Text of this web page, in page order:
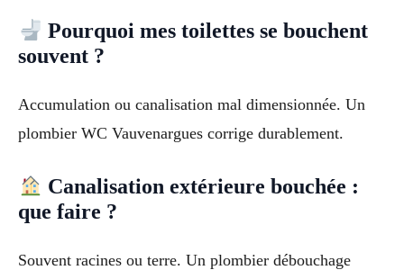
Pourquoi mes toilettes se bouchent
souvent ?
Accumulation ou canalisation mal dimensionnée. Un
plombier WC Vauvenargues corrige durablement.
Canalisation extérieure bouchée :
que faire ?
Souvent racines ou terre. Un plombier débouchage